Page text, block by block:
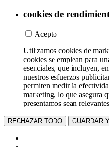
cookies de
Acepto
Utilizamos cookies de
cookies se emplean para
esenciales, que incluyen,
nuestros esfuerzos
permiten medir la
marketing, lo que asegura
presentamos sean
RECHAZAR TODO GUARDAR